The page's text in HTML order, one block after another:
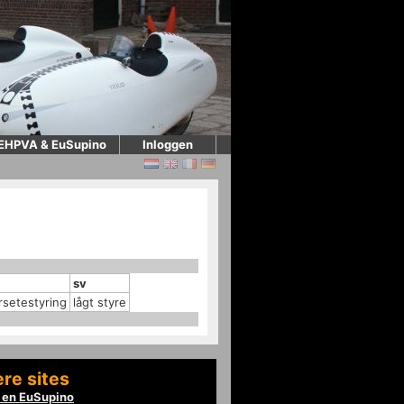
& EuSupino Inloggen
sv
lågt styre
sites
en EuSupino